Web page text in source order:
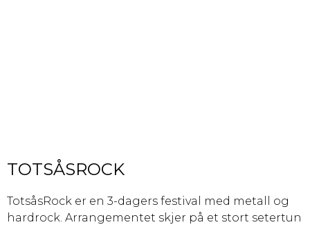
TOTSÅSROCK
TotsåsRock er en 3-dagers festival med metall og
hardrock. Arrangementet skjer på et stort setertun